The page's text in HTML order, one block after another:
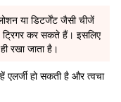
या डिटर्जेंट जैसी चीजें
ट्रिगर कर सकते हैं। इसलिए
रखा जाता है।
एलर्जी हो सकती है और त्वचा